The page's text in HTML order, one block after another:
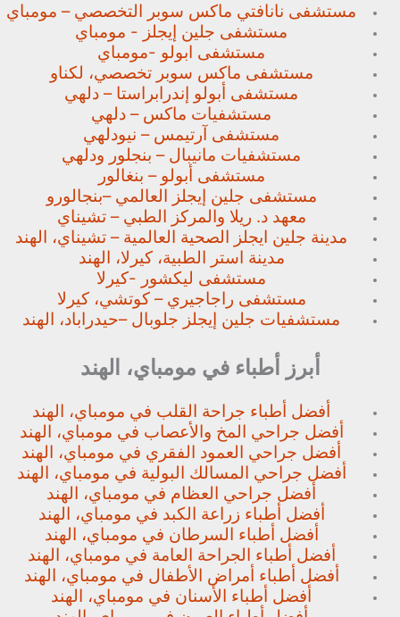
مستشفى نانافتي ماكس سوبر التخصصي – مومباي
مستشفى جلين إيجلز - مومباي
مستشفى ابولو -مومباي
مستشفى ماكس سوبر تخصصي، لكناو
مستشفى أبولو إندرابراستا – دلهي
مستشفيات ماكس – دلهي
مستشفى آرتيمس – نيودلهي
مستشفيات مانيبال – بنجلور ودلهي
مستشفى أبولو – بنغالور
مستشفى جلين إيجلز العالمي –بنجالورو
معهد د. ريلا والمركز الطبي – تشيناي
مدينة جلين ايجلز الصحية العالمية – تشيناي، الهند
مدينة استر الطبية، كيرلا، الهند
مستشفى ليكشور -كيرلا
مستشفى راجاجيري – كوتشي، كيرلا
مستشفيات جلين إيجلز جلوبال –حيدراباد، الهند
أبرز أطباء في مومباي، الهند
أفضل أطباء جراحة القلب في مومباي، الهند
أفضل جراحي المخ والأعصاب في مومباي، الهند
أفضل جراحي العمود الفقري في مومباي، الهند
أفضل جراحي المسالك البولية في مومباي، الهند
أفضل جراحي العظام في مومباي، الهند
أفضل أطباء زراعة الكبد في مومباي، الهند
أفضل أطباء السرطان في مومباي، الهند
أفضل أطباء الجراحة العامة في مومباي، الهند
أفضل أطباء أمراض الأطفال في مومباي، الهند
أفضل أطباء الأسنان في مومباي، الهند